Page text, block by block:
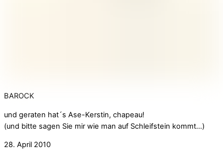
BAROCK
und geraten hat´s Ase-Kerstin, chapeau!
(und bitte sagen Sie mir wie man auf Schleifstein kommt…)
28. April 2010